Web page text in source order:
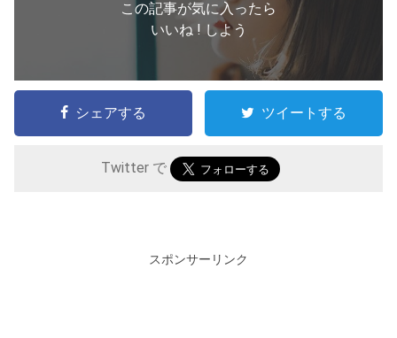
この記事が気に入ったら
いいね ! しよう
シェアする ツイートする
Twitter で
スポンサーリンク